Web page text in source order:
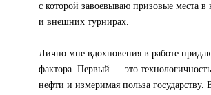
с которой завоевываю призовые места в
и внешних турнирах.
Лично мне вдохновения в работе
фактора. Первый — это
нефти и измеримая польза